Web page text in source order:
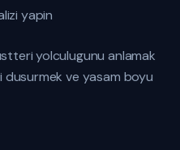
yapin
yolculugunu anlamak
ve yasam boyu